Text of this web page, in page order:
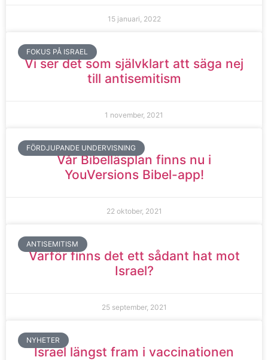
15 januari, 2022
FOKUS PÅ ISRAEL
Vi ser det som självklart att säga nej
till antisemitism
1 november, 2021
FÖRDJUPANDE UNDERVISNING
Vår Bibelläsplan finns nu i
YouVersions Bibel-app!
22 oktober, 2021
ANTISEMITISM
Varför finns det ett sådant hat mot
Israel?
25 september, 2021
NYHETER
Israel längst fram i vaccinationen